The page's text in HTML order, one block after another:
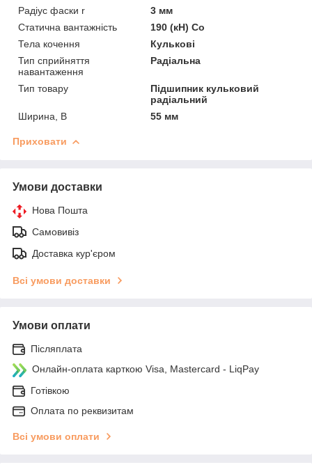
Радіус фаски r
3 мм
Статична вантажність
190 (кН) Co
Тела кочення
Кулькові
Тип сприйняття
навантаження
Радіальна
Тип товару
Підшипник кульковий
радіальний
Ширина, B
55 мм
Приховати
Умови доставки
Нова Пошта
Самовивіз
Доставка кур'єром
Всі умови доставки
Умови оплати
Післяплата
Онлайн-оплата карткою Visa, Mastercard - LiqPay
Готівкою
Оплата по реквизитам
Всі умови оплати